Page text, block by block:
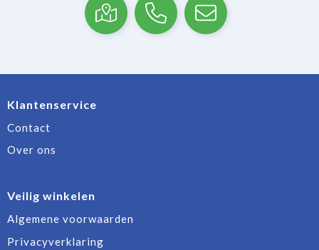
Klantenservice
Contact
Over ons
Veilig winkelen
Algemene voorwaarden
Privacyverklaring